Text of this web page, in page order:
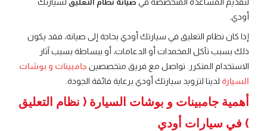
أودي.
إذا كان نظام التعليق في سيارتك أودي بحاجة إلى صيانة، فقد يكون
ذلك بسبب تآكل المخمدات أو الدعامات، أو ببساطة بسبب آثار
الاستخدام المتكرر. تواصل مع فريق متخصصين جامبينات و بوشات
السيارة لدينا لتزويد سيارتك أودي برعاية فائقة الجودة.
أهمية جامبينات و بوشات السيارة ( نظام التعليق
) في سيارات أودي